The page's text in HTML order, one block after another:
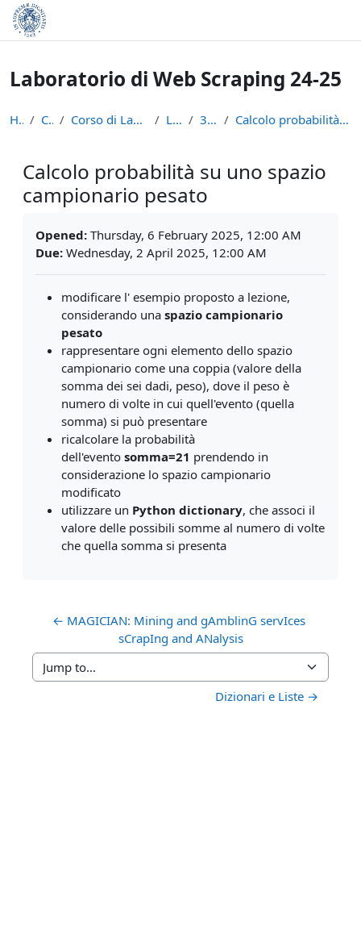
Skip to main content
Laboratorio di Web Scraping 24-25
Home Courses Corso di Laurea in Informatica (L-31) LWS2425 3 Febbraio Calcolo probabilità su uno spazio campionario pesato
Calcolo probabilità su uno spazio
campionario pesato
Opened: Thursday, 6 February 2025, 12:00 AM
Due: Wednesday, 2 April 2025, 12:00 AM
modificare l' esempio proposto a lezione,
considerando una spazio campionario
pesato
rappresentare ogni elemento dello spazio
campionario come una coppia (valore della
somma dei sei dadi, peso), dove il peso è
numero di volte in cui quell'evento (quella
somma) si può presentare
ricalcolare la probabilità
dell'evento somma=21 prendendo in
considerazione lo spazio campionario
modificato
utilizzare un Python dictionary, che associ il
valore delle possibili somme al numero di volte
che quella somma si presenta
← MAGICIAN: Mining and gAmblinG servIces
sCrapIng and ANalysis
Jump to...
Dizionari e Liste →